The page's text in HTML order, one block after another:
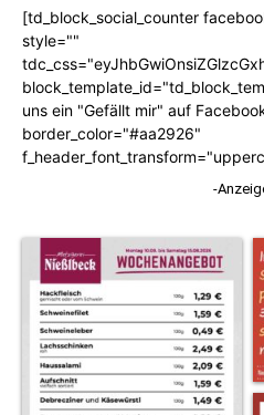
[td_block_social_counter
style=""
uns ein "Gefällt mir" auf
border_color="#aa2926"
-